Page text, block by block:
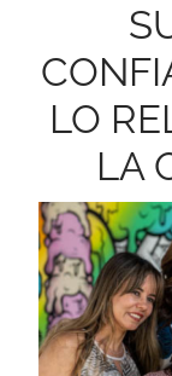
LO
LA